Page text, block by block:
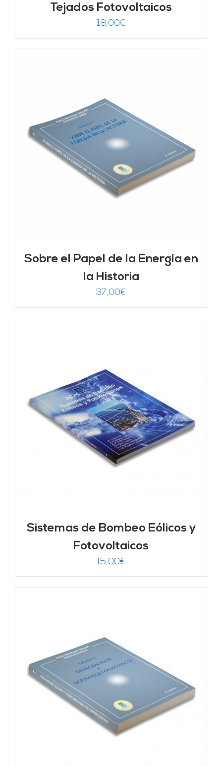
Tejados Fotovoltaicos
18,00€
Sobre el Papel de la Energía en
la Historia
37,00€
Sistemas de Bombeo Eólicos y
Fotovoltaicos
15,00€